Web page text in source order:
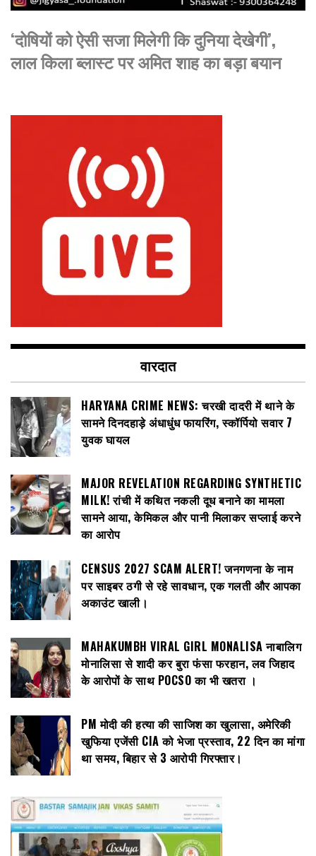
‘दोषियों को ऐसी सजा मिलेगी कि दुनिया देखेगी’,
लाल किला ब्लास्ट पर अमित शाह का बड़ा बयान
वारदात
HARYANA CRIME NEWS: चरखी दादरी में थाने के
सामने दिनदहाड़े अंधाधुंध फायरिंग, स्कॉर्पियो सवार 7
युवक घायल
MAJOR REVELATION REGARDING SYNTHETIC
MILK! रांची में कथित नकली दूध बनाने का मामला
सामने आया, केमिकल और पानी मिलाकर सप्लाई करने
का आरोप
CENSUS 2027 SCAM ALERT! जनगणना के नाम
पर साइबर ठगी से रहे सावधान, एक गलती और आपका
अकाउंट खाली।
MAHAKUMBH VIRAL GIRL MONALISA नाबालिग
मोनालिसा से शादी कर बुरा फंसा फरहान, लव जिहाद
के आरोपों के साथ POCSO का भी खतरा ।
PM मोदी की हत्या की साजिश का खुलासा, अमेरिकी
खुफिया एजेंसी CIA को भेजा प्रस्ताव, 22 दिन का मांगा
था समय, बिहार से 3 आरोपी गिरफ्तार।